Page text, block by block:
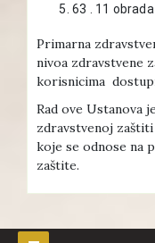
63 . 11
Primarna
nivoa zdravstvene
korisnicima
Rad ove Ustanova
zdravstvenoj
koje se odnose na
zaštite.